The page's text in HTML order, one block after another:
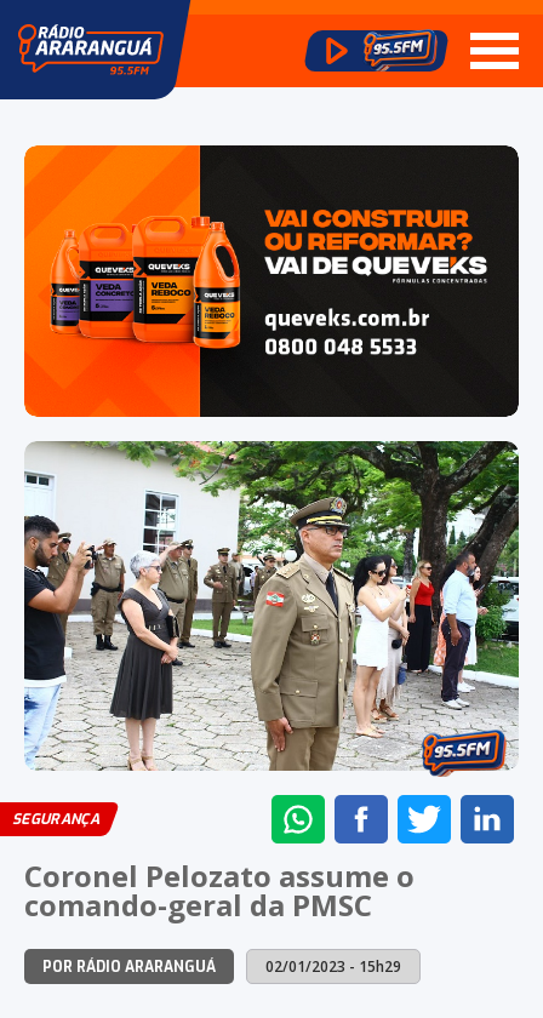
SEGURANÇA
ENVIAR
NO
WHATSAPP
COMPARTILHAR
NO
FACEBOOK
NO
Coronel Pelozato assume o
comando-geral da PMSC
POR RÁDIO ARARANGUÁ 02/01/2023 - 15h29